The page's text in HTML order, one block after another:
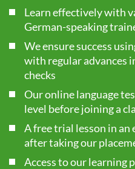
Learn effectively with
German-speaking
We ensure success
with regular advances
checks
Our online language
level before joining a
A free trial lesson in an
after taking our
Access to our learning